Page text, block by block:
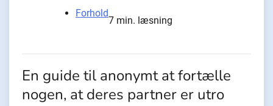
Forhold
7 min. læsning
En guide til anonymt at fortælle
nogen, at deres partner er utro